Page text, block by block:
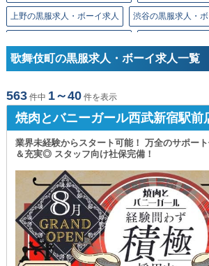
上野の黒服求人・ボーイ求人 渋谷の黒服求人・
新橋の黒服求人・ボーイ求人 赤坂の黒服求人・ボ
秋葉原の黒服求人
北千住の黒服求人・ボーイ求人 錦糸町の黒服求人
小岩の黒服求人・ボーイ求人 新小岩の黒服求人・
五反田の黒服求人・ボーイ求人 大井町の黒服求
蒲田の黒服求人・ボーイ求人 中野の黒服求人・
高円寺の黒服求人・ボーイ求人 吉祥寺の黒服求
練馬の黒服求人・ボーイ求人 赤羽の黒服求人・
歌舞伎町の黒服求人・ボーイ求人一覧
563件中 1～40件を表示
焼肉とバニーガール西武新宿駅前
業界未経験からスタート可能！ 万全のサポー
＆充実◎ スタッフ向け社保完備！